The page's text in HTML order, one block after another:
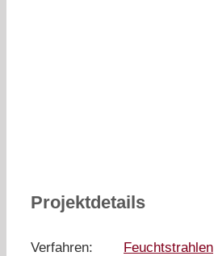
Projektdetails
Verfahren: Feuchtstrahlen